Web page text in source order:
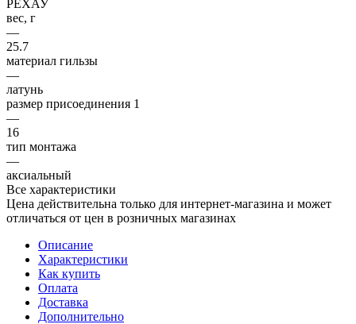
РЕХАУ
вес, г
—
25.7
материал гильзы
—
латунь
размер присоединения 1
—
16
тип монтажа
—
аксиальный
Все характеристики
Цена действительна только для интернет-магазина и может
отличаться от цен в розничных магазинах
Описание
Характеристики
Как купить
Оплата
Доставка
Дополнительно